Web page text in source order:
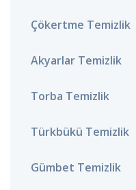
Çökertme Temizlik
Akyarlar Temizlik
Torba Temizlik
Türkbükü Temizlik
Gümbet Temizlik